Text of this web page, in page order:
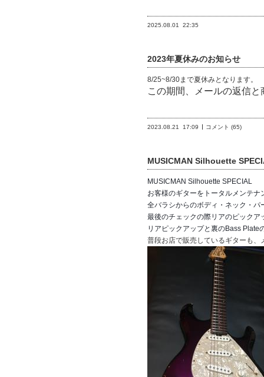
2025.08.01 22:35
2023年夏休みのお知らせ
8/25~8/30まで夏休みとなります。
この期間、メールの返信
2023.08.21 17:09 コメント (65)
MUSICMAN Silhouette
MUSICMAN Silhouette SPECIAL
お客様のギターをトータルメンテナ
全バラシからのボディ・ネック・
最後のチェックの際リアのピック
リアピックアップと裏のBass Plate
普段お店で販売しているギターも